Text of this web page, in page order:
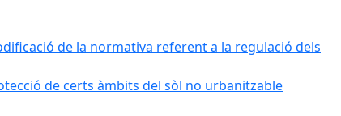
de la normativa referent a la regulació dels
de certs àmbits del sòl no urbanitzable